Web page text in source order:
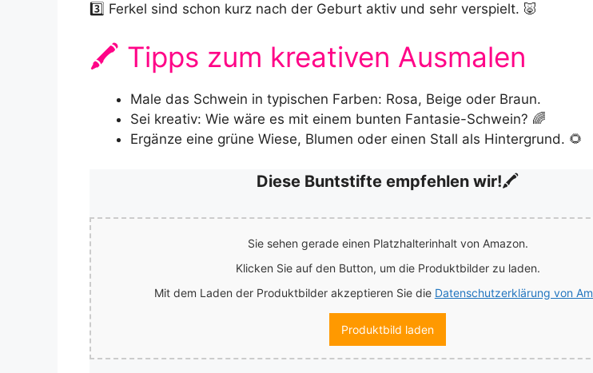
3️⃣ Ferkel sind schon kurz nach der Geburt aktiv und sehr verspielt. 🐷
🖍️ Tipps zum kreativen Ausmalen
Male das Schwein in typischen Farben: Rosa, Beige oder Braun.
Sei kreativ: Wie wäre es mit einem bunten Fantasie-Schwein? 🌈
Ergänze eine grüne Wiese, Blumen oder einen Stall als Hintergrund. 🌻
Diese Buntstifte empfehlen wir!🖍️
Sie sehen gerade einen Platzhalterinhalt von Amazon.
Klicken Sie auf den Button, um die Produktbilder zu laden.
Mit dem Laden der Produktbilder akzeptieren Sie die Datenschutzerklärung von
Produktbild laden